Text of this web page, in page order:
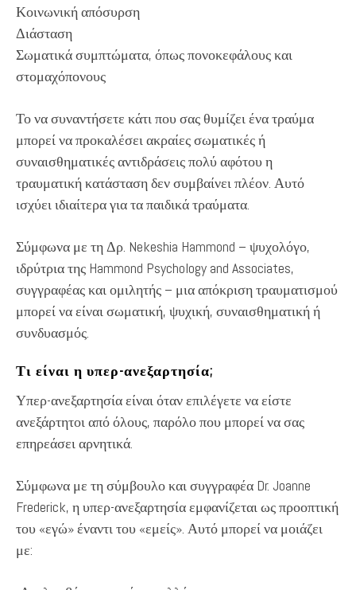
Κοινωνική απόσυρση
Διάσταση
Σωματικά συμπτώματα, όπως πονοκεφάλους και
στομαχόπονους
Το να συναντήσετε κάτι που σας θυμίζει ένα τραύμα
μπορεί να προκαλέσει ακραίες σωματικές ή
συναισθηματικές αντιδράσεις πολύ αφότου η
τραυματική κατάσταση δεν συμβαίνει πλέον. Αυτό
ισχύει ιδιαίτερα για τα παιδικά τραύματα.
Σύμφωνα με τη Δρ. Nekeshia Hammond – ψυχολόγο,
ιδρύτρια της Hammond Psychology and Associates,
συγγραφέας και ομιλητής – μια απόκριση τραυματισμού
μπορεί να είναι σωματική, ψυχική, συναισθηματική ή
συνδυασμός.
Τι είναι η υπερ-ανεξαρτησία;
Υπερ-ανεξαρτησία είναι όταν επιλέγετε να είστε
ανεξάρτητοι από όλους, παρόλο που μπορεί να σας
επηρεάσει αρνητικά.
Σύμφωνα με τη σύμβουλο και συγγραφέα Dr. Joanne
Frederick, η υπερ-ανεξαρτησία εμφανίζεται ως προοπτική
του «εγώ» έναντι του «εμείς». Αυτό μπορεί να μοιάζει
με: